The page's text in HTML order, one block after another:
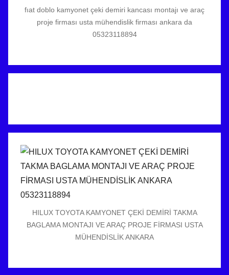
fıat doblo kamyonet çeki demiri kancası montajı ve araç
proje firması usta mühendislik firması ankara da
05323118894
HILUX TOYOTA KAMYONET ÇEKİ DEMİRİ TAKMA
BAGLAMA MONTAJI VE ARAÇ PROJE FİRMASI USTA
MÜHENDİSLİK ANKARA